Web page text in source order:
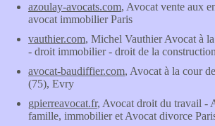
azoulay-avocats.com, Avocat vente aux
avocat immobilier Paris
vauthier.com, Michel Vauthier Avocat à
- droit immobilier - droit de la construction
avocat-baudiffier.com, Avocat à la cour
(75), Evry
gpierreavocat.fr, Avocat droit du travail -
famille, immobilier et Avocat divorce